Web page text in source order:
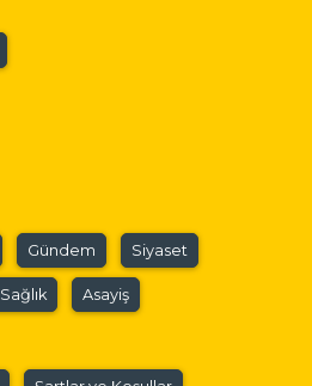
Gündem Siyaset
Sağlık Asayiş